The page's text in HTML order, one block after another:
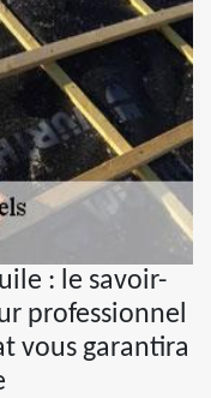
: le savoir-
professionnel
vous garantira